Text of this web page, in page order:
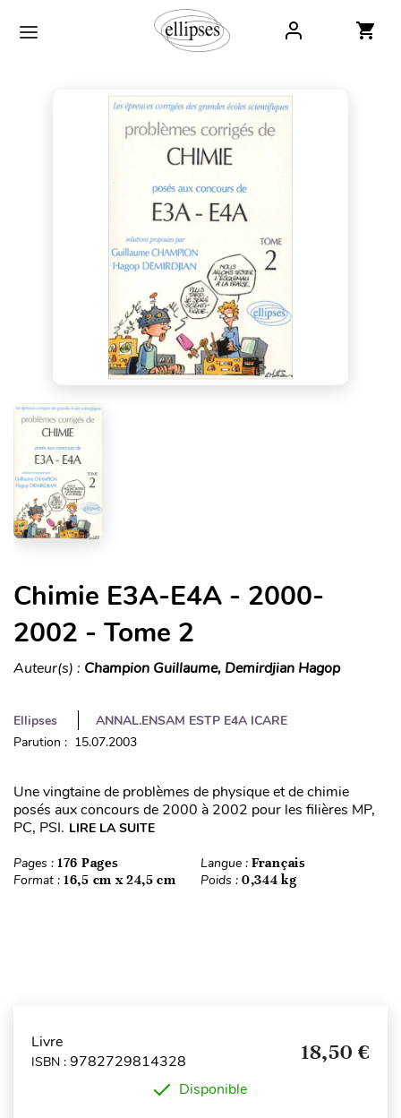
Chimie E3A-E4A - 2000-
2002 - Tome 2
Auteur(s) : Champion Guillaume, Demirdjian Hagop
Ellipses
ANNAL.ENSAM ESTP E4A ICARE
Parution : 15.07.2003
Une vingtaine de problèmes de physique et de chimie
posés aux concours de 2000 à 2002 pour les filières MP,
PC, PSI. LIRE LA SUITE
Pages : 176 Pages Langue : Français
Format : 16,5 cm x 24,5 cm Poids : 0,344 kg
Livre
ISBN : 9782729814328 18,50 €
Disponible